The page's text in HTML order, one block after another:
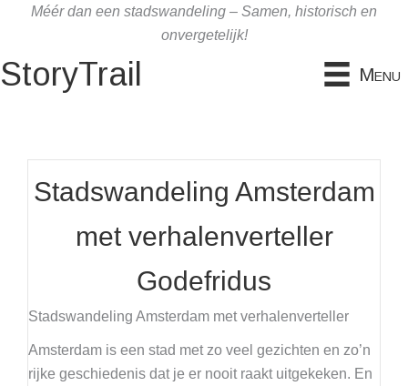
inhoud
Méér dan een stadswandeling – Samen, historisch en
onvergetelijk!
StoryTrail Menu
Stadswandeling Amsterdam
met verhalenverteller
Godefridus
Stadswandeling Amsterdam met verhalenverteller
Amsterdam is een stad met zo veel gezichten en zo’n
rijke geschiedenis dat je er nooit raakt uitgekeken. En